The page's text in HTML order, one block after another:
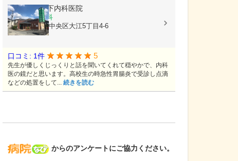
病院なび
からのアンケートにご協力ください。
医療法人竹下内科医院
内科, 胃腸内科
熊本県熊本市中央区大江5丁目4-6
口コミ: 1件 5
先生が優しくじっくりと話を聞いてくれて穏やかで、内科
医の鏡だと思います。高校生の時急性胃腸炎で受診し点滴
などの処置をして... 続きを読む